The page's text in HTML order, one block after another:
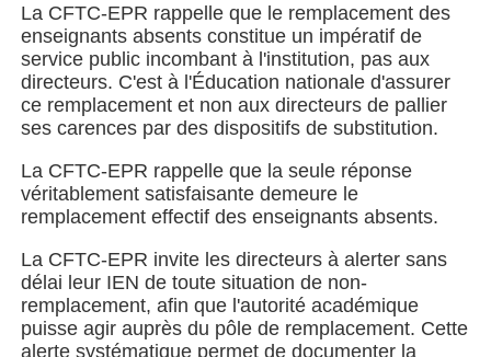
La CFTC-EPR rappelle que le remplacement des
enseignants absents constitue un impératif de
service public incombant à l'institution, pas aux
directeurs. C'est à l'Éducation nationale d'assurer
ce remplacement et non aux directeurs de pallier
ses carences par des dispositifs de substitution.
La CFTC-EPR rappelle que la seule réponse
véritablement satisfaisante demeure le
remplacement effectif des enseignants absents.
La CFTC-EPR invite les directeurs à alerter sans
délai leur IEN de toute situation de non-
remplacement, afin que l'autorité académique
puisse agir auprès du pôle de remplacement. Cette
alerte systématique permet de documenter la